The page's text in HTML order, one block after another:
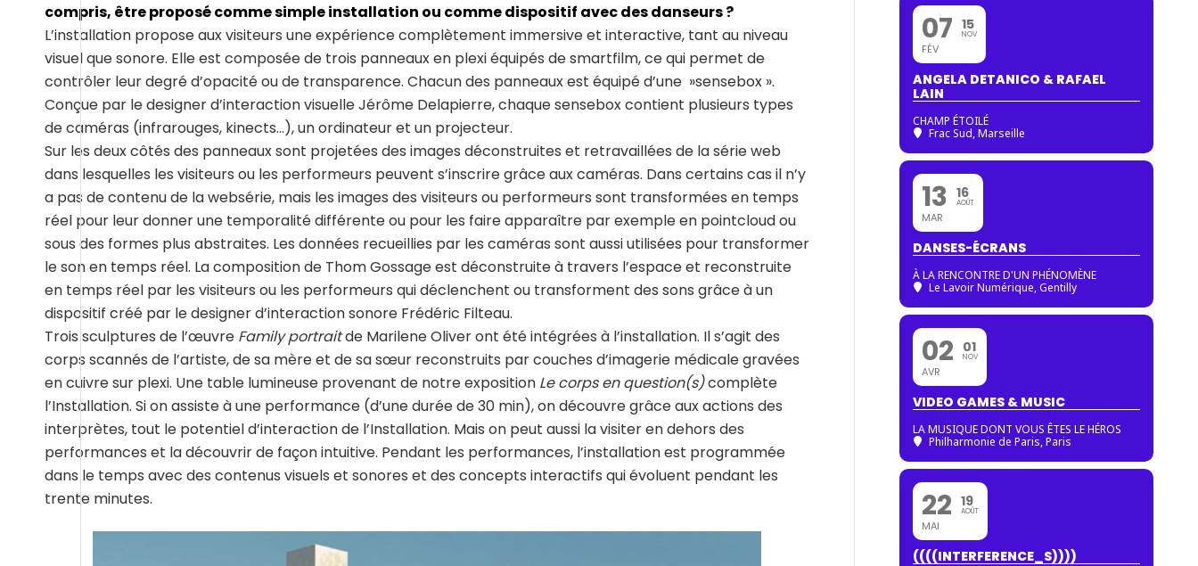
compris, être proposé comme simple installation ou comme dispositif avec des danseurs ?
L’installation propose aux visiteurs une expérience complètement immersive et interactive, tant au niveau
visuel que sonore. Elle est composée de trois panneaux en plexi équipés de smartfilm, ce qui permet de
contrôler leur degré d’opacité ou de transparence. Chacun des panneaux est équipé d’une »sensebox ».
Conçue par le designer d’interaction visuelle Jérôme Delapierre, chaque sensebox contient plusieurs types
de caméras (infrarouges, kinects…), un ordinateur et un projecteur.
Sur les deux côtés des panneaux sont projetées des images déconstruites et retravaillées de la série web
dans lesquelles les visiteurs ou les performeurs peuvent s’inscrire grâce aux caméras. Dans certains cas il n’y
a pas de contenu de la websérie, mais les images des visiteurs ou performeurs sont transformées en temps
réel pour leur donner une temporalité différente ou pour les faire apparaître par exemple en pointcloud ou
sous des formes plus abstraites. Les données recueillies par les caméras sont aussi utilisées pour transformer
le son en temps réel. La composition de Thom Gossage est déconstruite à travers l’espace et reconstruite
en temps réel par les visiteurs ou les performeurs qui déclenchent ou transforment des sons grâce à un
dispositif créé par le designer d’interaction sonore Frédéric Filteau.
Trois sculptures de l’œuvre Family portraitde Marilene Oliver ont été intégrées à l’installation. Il s’agit des
corps scannés de l’artiste, de sa mère et de sa sœur reconstruits par couches d’imagerie médicale gravées
en cuivre sur plexi. Une table lumineuse provenant de notre exposition Le corps en question(s)complète
l’Installation. Si on assiste à une performance (d’une durée de 30 min), on découvre grâce aux actions des
interprètes, tout le potentiel d’interaction de l’Installation. Mais on peut aussi la visiter en dehors des
performances et la découvrir de façon intuitive. Pendant les performances, l’installation est programmée
dans le temps avec des contenus visuels et sonores et des concepts interactifs qui évoluent pendant les
trente minutes.
07
FÉV
15
NOV
ANGELA DETANICO & RAFAEL
LAIN
CHAMP ÉTOILÉ
Frac Sud, Marseille
13
MAR
16
AOÛT
DANSES-ÉCRANS
À LA RENCONTRE D'UN PHÉNOMÈNE
Le Lavoir Numérique, Gentilly
02
AVR
01
NOV
VIDEO GAMES & MUSIC
LA MUSIQUE DONT VOUS ÊTES LE HÉROS
Philharmonie de Paris, Paris
22
MAI
19
AOÛT
((((INTERFERENCE_S))))